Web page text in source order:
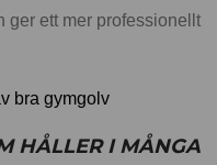
ger ett mer professionellt
bra gymgolv
HÅLLER I MÅNGA